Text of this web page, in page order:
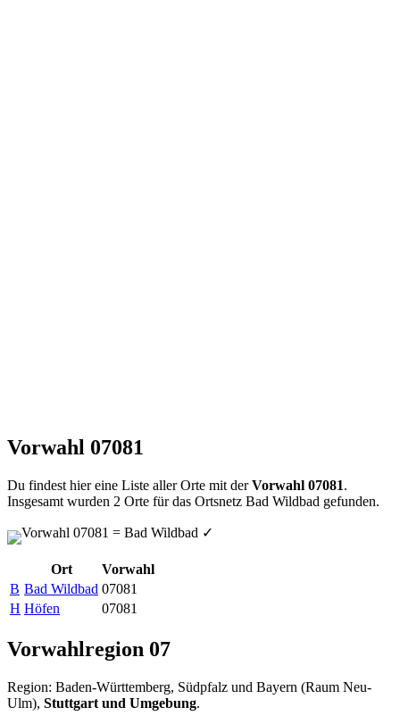
Vorwahl 07081
Du findest hier eine Liste aller Orte mit derVorwahl 07081.
Insgesamt wurden 2 Orte für das Ortsnetz Bad Wildbad gefunden.
Vorwahl 07081 = Bad Wildbad ✓
Ort
Vorwahl
B Bad Wildbad 07081
H Höfen 07081
Vorwahlregion 07
Region: Baden-Württemberg, Südpfalz und Bayern (Raum Neu-
Ulm), Stuttgart und Umgebung.